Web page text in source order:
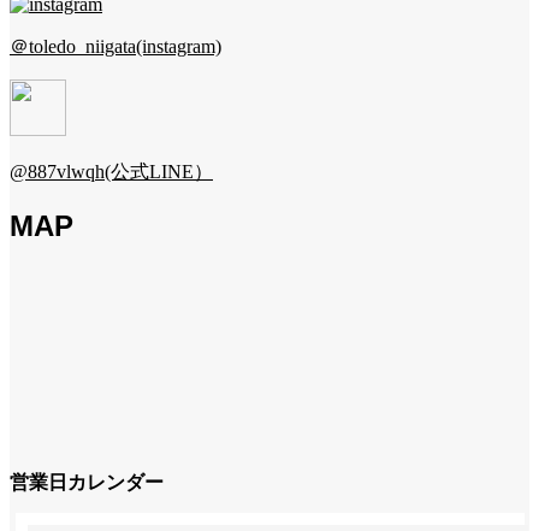
＠toledo_niigata(instagram)
@887vlwqh(公式LINE）
MAP
営業日カレンダー